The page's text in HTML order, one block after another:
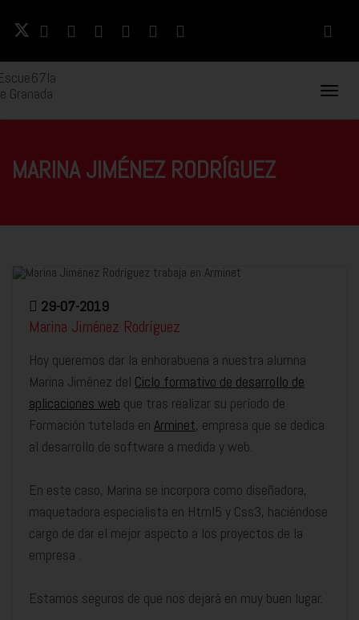
Movil
MARINA JIMÉNEZ RODRÍGUEZ
29-07-2019
Marina Jiménez Rodríguez
Hoy queremos dar la enhorabuena a nuestra alumna
Marina Jiménez del Ciclo formativo de desarrollo de
aplicaciones web que tras realizar su período de
Formación tutelada en Arminet, empresa que se dedica
al desarrollo de software a medida y web.
En este caso, Marina se incorpora como diseñadora,
maquetadora especialista en Html5 y Css3, haciéndose
cargo de dar el mejor aspecto a los proyectos de la
empresa .
Estamos seguros de que nos dejará en muy buen lugar.